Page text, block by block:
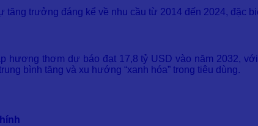
trưởng đáng kể về nhu cầu từ 2014 đến 2024, đặc
hương thơm dự báo đạt 17,8 tỷ USD vào năm 2032,
bình tăng và xu hướng “xanh hóa” trong tiêu dùng.